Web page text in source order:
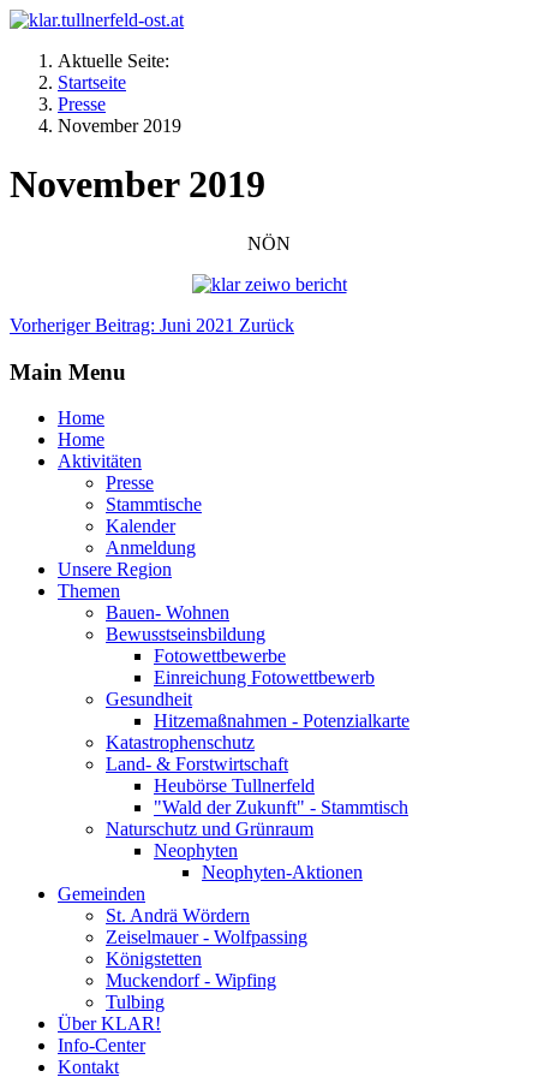
Aktuelle Seite:
Startseite
Presse
November 2019
November 2019
NÖN
Vorheriger Beitrag: Juni 2021 Zurück
Main Menu
Home
Home
Aktivitäten
Presse
Stammtische
Kalender
Anmeldung
Unsere Region
Themen
Bauen- Wohnen
Bewusstseinsbildung
Fotowettbewerbe
Einreichung Fotowettbewerb
Gesundheit
Hitzemaßnahmen - Potenzialkarte
Katastrophenschutz
Land- & Forstwirtschaft
Heubörse Tullnerfeld
"Wald der Zukunft" - Stammtisch
Naturschutz und Grünraum
Neophyten
Neophyten-Aktionen
Gemeinden
St. Andrä Wördern
Zeiselmauer - Wolfpassing
Königstetten
Muckendorf - Wipfing
Tulbing
Über KLAR!
Info-Center
Kontakt